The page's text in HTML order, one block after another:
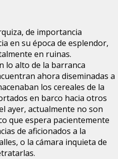
de importancia
en su época de esplendor,
en ruinas.
lo alto de la barranca
ahora diseminadas a
los cereales de la
en barco hacia otros
ayer, actualmente no son
que espera pacientemente
de aficionados a la
o la cámara inquieta de